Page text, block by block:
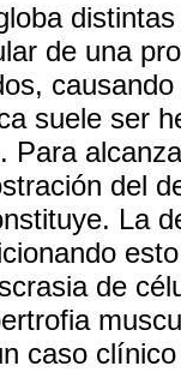
de una
suele ser
Para
del
La
de
caso